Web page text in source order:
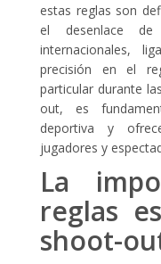
estas reglas son
el desenlace
internacionales,
precisión en el
particular durante
out, es
deportiva y
jugadores y
La
reglas
shoot-